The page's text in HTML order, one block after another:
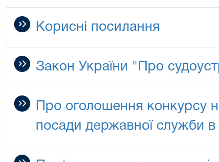
Корисні посилання
Закон України "Про
Про оголошення конкурсу
посади державної служби в